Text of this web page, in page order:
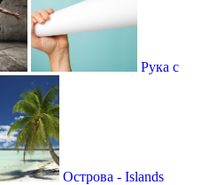
Рука с
Острова - Islands